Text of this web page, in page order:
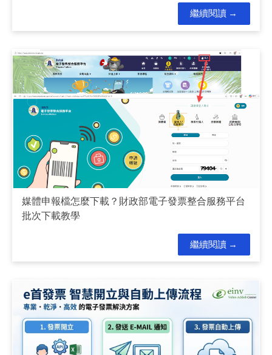
繼續閱讀
媒體申報檔怎麼下載？財政部電子發票整合服務平台
批次下載教學
繼續閱讀